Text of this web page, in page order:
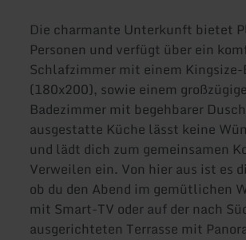
Die charmante Unterkunft bietet
Personen und verfügt über ein
Schlafzimmer mit einem
(180x200), sowie einem
Badezimmer mit begehbarer
ausgestatte Küche lässt keine
und lädt dich zum gemeinsamen
Verweilen ein. Von hier aus ist es
ob du den Abend im gemütlichen
mit Smart-TV oder auf der nach
ausgerichteten Terrasse mit